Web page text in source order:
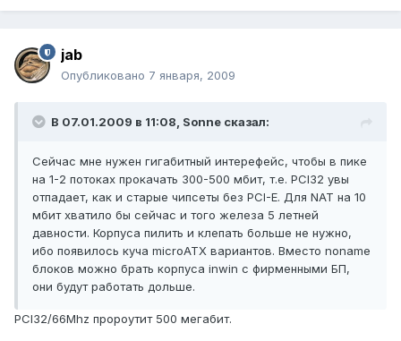
jab
Опубликовано 7 января, 2009
В 07.01.2009 в 11:08, Sonne сказал:
Сейчас мне нужен гигабитный интерефейс, чтобы в пике
на 1-2 потоках прокачать 300-500 мбит, т.е. PCI32 увы
отпадает, как и старые чипсеты без PCI-E. Для NAT на 10
мбит хватило бы сейчас и того железа 5 летней
давности. Корпуса пилить и клепать больше не нужно,
ибо появилось куча microATX вариантов. Вместо noname
блоков можно брать корпуса inwin с фирменными БП,
они будут работать дольше.
PCI32/66Mhz пророутит 500 мегабит.